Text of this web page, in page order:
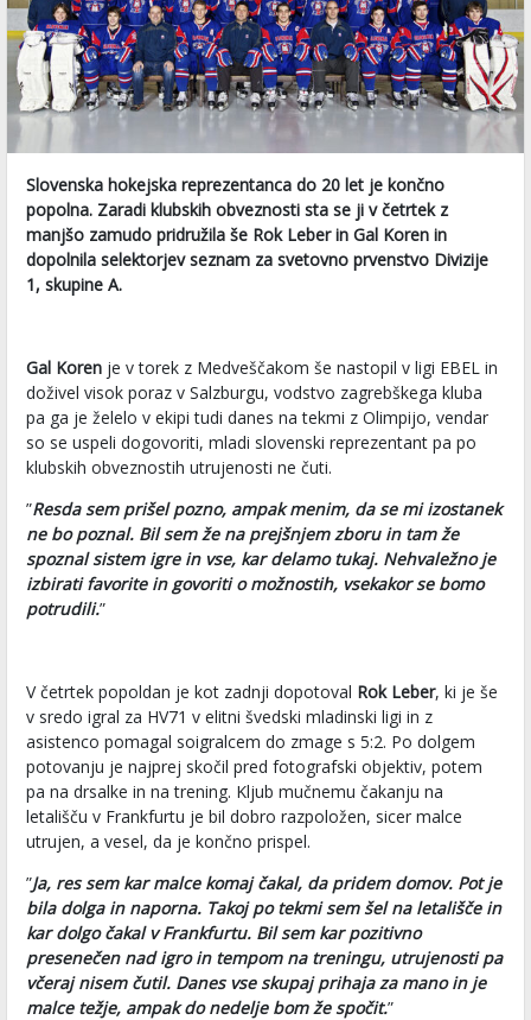
Slovenska hokejska reprezentanca do 20 let je končno
popolna. Zaradi klubskih obveznosti sta se ji v četrtek z
manjšo zamudo pridružila še Rok Leber in Gal Koren in
dopolnila selektorjev seznam za svetovno prvenstvo Divizije
1, skupine A.
Gal Koren je v torek z Medveščakom še nastopil v ligi EBEL in
doživel visok poraz v Salzburgu, vodstvo zagrebškega kluba
pa ga je želelo v ekipi tudi danes na tekmi z Olimpijo, vendar
so se uspeli dogovoriti, mladi slovenski reprezentant pa po
klubskih obveznostih utrujenosti ne čuti.
”Resda sem prišel pozno, ampak menim, da se mi izostanek
ne bo poznal. Bil sem že na prejšnjem zboru in tam že
spoznal sistem igre in vse, kar delamo tukaj. Nehvaležno je
izbirati favorite in govoriti o možnostih, vsekakor se bomo
potrudili.”
V četrtek popoldan je kot zadnji dopotoval Rok Leber, ki je še
v sredo igral za HV71 v elitni švedski mladinski ligi in z
asistenco pomagal soigralcem do zmage s 5:2. Po dolgem
potovanju je najprej skočil pred fotografski objektiv, potem
pa na drsalke in na trening. Kljub mučnemu čakanju na
letališču v Frankfurtu je bil dobro razpoložen, sicer malce
utrujen, a vesel, da je končno prispel.
”Ja, res sem kar malce komaj čakal, da pridem domov. Pot je
bila dolga in naporna. Takoj po tekmi sem šel na letališče in
kar dolgo čakal v Frankfurtu. Bil sem kar pozitivno
presenečen nad igro in tempom na treningu, utrujenosti pa
včeraj nisem čutil. Danes vse skupaj prihaja za mano in je
malce težje, ampak do nedelje bom že spočit.”